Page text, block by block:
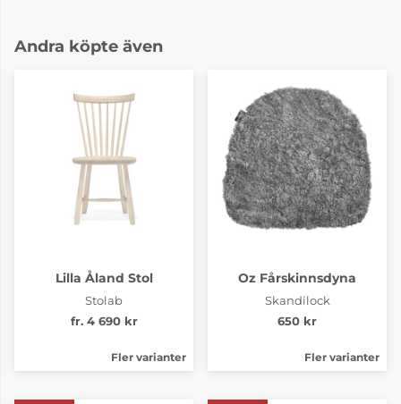
Andra köpte även
Lilla Åland Stol
Stolab
fr. 4 690 kr
Fler varianter
Oz Fårskinnsdyna
Skandilock
650 kr
Fler varianter